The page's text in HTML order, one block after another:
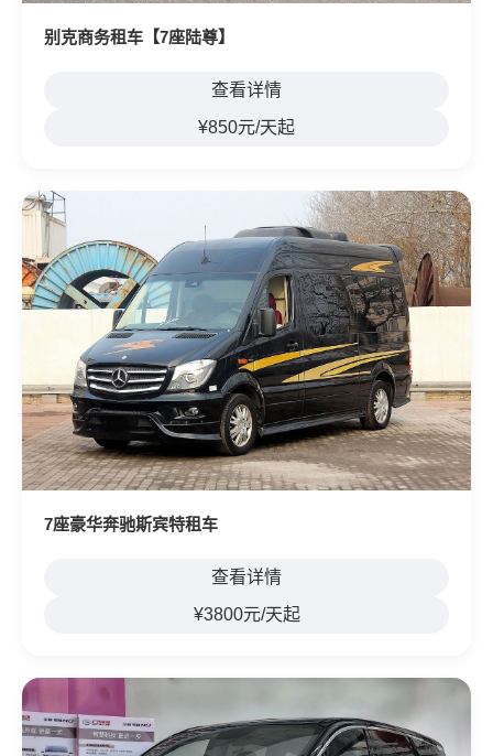
别克商务租车【7座陆尊】
查看详情
¥850元/天起
7座豪华奔驰斯宾特租车
查看详情
¥3800元/天起